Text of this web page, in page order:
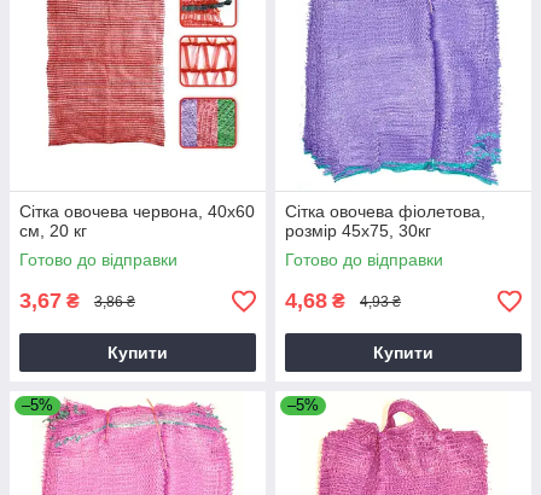
Сітка овочева червона, 40х60
см, 20 кг
Готово до відправки
3,67 ₴ 3,86 ₴
Купити
Сітка овочева фіолетова,
розмір 45х75, 30кг
Готово до відправки
4,68 ₴ 4,93 ₴
Купити
–5% –5%